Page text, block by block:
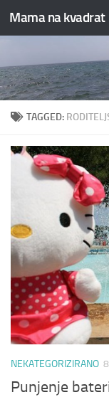
Skip to content
Mama na kvadrat
TAGGED:
NEKATEGORIZIRANO
Punjenje